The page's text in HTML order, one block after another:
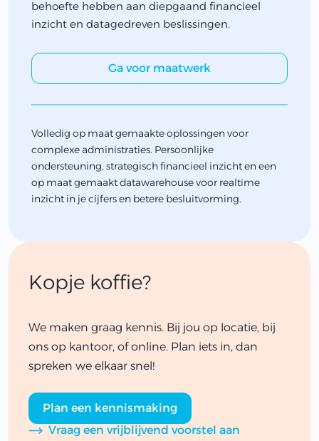
behoefte hebben aan diepgaand financieel
inzicht en datagedreven beslissingen.
Ga voor maatwerk
Volledig op maat gemaakte oplossingen voor
complexe administraties. Persoonlijke
ondersteuning, strategisch financieel inzicht en een
op maat gemaakt datawarehouse voor realtime
inzicht in je cijfers en betere besluitvorming.
Kopje koffie?
We maken graag kennis. Bij jou op locatie, bij
ons op kantoor, of online. Plan iets in, dan
spreken we elkaar snel!
Plan een kennismaking
Vraag een vrijblijvend voorstel aan